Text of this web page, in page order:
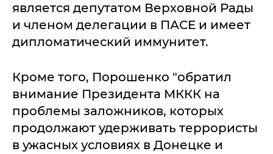
является депутатом Верховной Рады
и членом делегации в ПАСЕ и имеет
дипломатический иммунитет.
Кроме того, Порошенко "обратил
внимание Президента МККК на
проблемы заложников, которых
продолжают удерживать террористы
в ужасных условиях в Донецке и